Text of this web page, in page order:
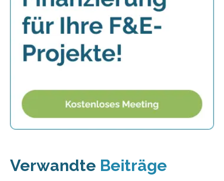
Verwandte Beiträge